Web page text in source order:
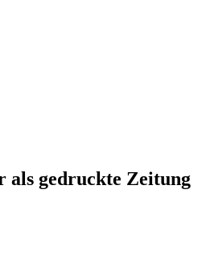
als gedruckte Zeitung